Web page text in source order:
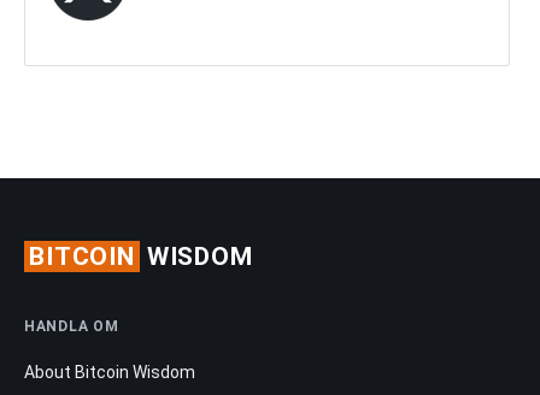
BITCOIN WISDOM
HANDLA OM
About Bitcoin Wisdom